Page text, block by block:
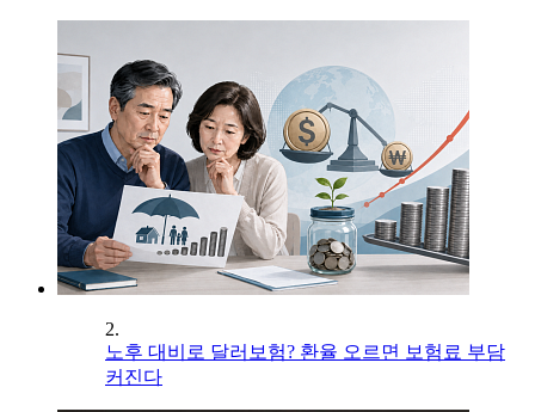
2.
노후 대비로 달러보험? 환율 오르면 보험료 부담
커진다